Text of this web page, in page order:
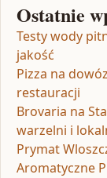
Ostatnie
Testy wody
jakość
Pizza na
restauracji
Brovaria na
warzelni i
Prymat
Aromatyczne